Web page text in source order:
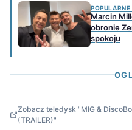
POPULARNE
Marcin
obronie
spokoju
Zobacz teledysk "MIG &
(TRAILER)"